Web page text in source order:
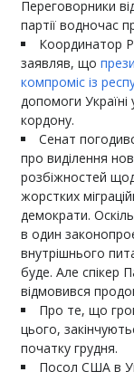
Переговорники
партії водночас
Координатор
заявляв, що
компроміс із
допомоги Україні
кордону.
Сенат
про виділення
розбіжностей
жорстких
демократи.
в один
внутрішнього
буде. Але спікер
відмовився
Про те, що
цього,
початку грудня.
Посол США в